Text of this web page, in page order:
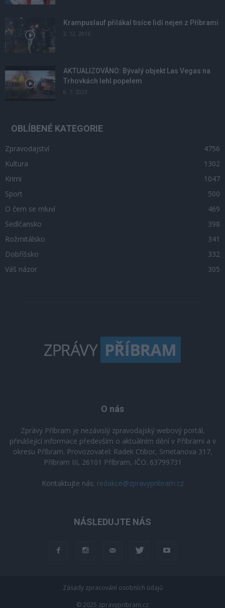
Krampuslauf přilákal tisíce lidí nejen z Příbrami
2. 12. 2016
AKTUALIZOVÁNO: Bývalý objekt Las Vegas na
Trhovkách lehl popelem
8. 7. 2023
OBLÍBENÉ KATEGORIE
Zpravodajství
4756
Kultura
1302
Krimi
1047
Sport
500
O čem se mluví
469
Sedlčansko
398
Rožmitálsko
341
Dobříšsko
332
Váš názor
305
O nás
Zprávy Příbram je nezávislý zpravodajský webový portál,
přinášející informace především o aktuálním dění v Příbrami a v
okresu Příbram. Provozovatel: Radek Ctibor, Smetanova 317,
Příbram III, 26101 Příbram, IČO: 63799731
Kontaktujte nás: redakce@zpravypribram.cz
NÁSLEDUJTE NÁS
Zásady zpracování osobních údajů
© 2025 zpravypribram.cz